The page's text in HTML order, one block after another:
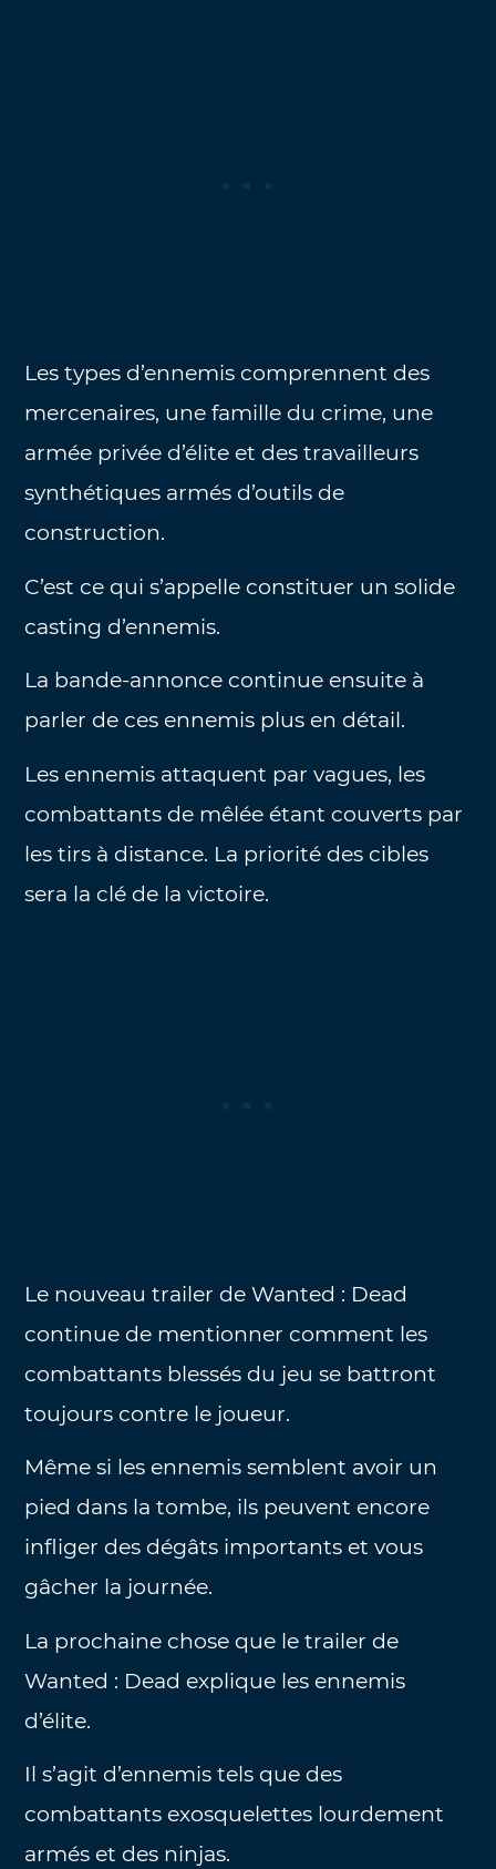
Les types d’ennemis comprennent des
mercenaires, une famille du crime, une
armée privée d’élite et des travailleurs
synthétiques armés d’outils de
construction.
C’est ce qui s’appelle constituer un solide
casting d’ennemis.
La bande-annonce continue ensuite à
parler de ces ennemis plus en détail.
Les ennemis attaquent par vagues, les
combattants de mêlée étant couverts par
les tirs à distance. La priorité des cibles
sera la clé de la victoire.
Le nouveau trailer de Wanted : Dead
continue de mentionner comment les
combattants blessés du jeu se battront
toujours contre le joueur.
Même si les ennemis semblent avoir un
pied dans la tombe, ils peuvent encore
infliger des dégâts importants et vous
gâcher la journée.
La prochaine chose que le trailer de
Wanted : Dead explique les ennemis
d’élite.
Il s’agit d’ennemis tels que des
combattants exosquelettes lourdement
armés et des ninjas.